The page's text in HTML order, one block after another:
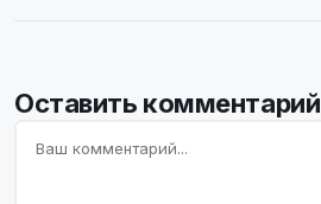
Оставить комментарий